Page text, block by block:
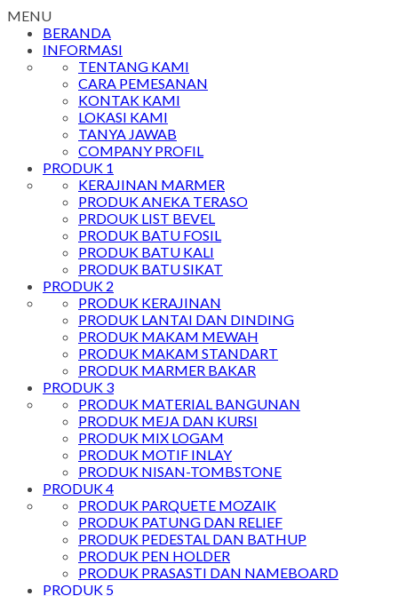
MENU
BERANDA
INFORMASI
TENTANG KAMI
CARA PEMESANAN
KONTAK KAMI
LOKASI KAMI
TANYA JAWAB
COMPANY PROFIL
PRODUK 1
KERAJINAN MARMER
PRODUK ANEKA TERASO
PRDOUK LIST BEVEL
PRODUK BATU FOSIL
PRODUK BATU KALI
PRODUK BATU SIKAT
PRODUK 2
PRODUK KERAJINAN
PRODUK LANTAI DAN DINDING
PRODUK MAKAM MEWAH
PRODUK MAKAM STANDART
PRODUK MARMER BAKAR
PRODUK 3
PRODUK MATERIAL BANGUNAN
PRODUK MEJA DAN KURSI
PRODUK MIX LOGAM
PRODUK MOTIF INLAY
PRODUK NISAN-TOMBSTONE
PRODUK 4
PRODUK PARQUETE MOZAIK
PRODUK PATUNG DAN RELIEF
PRODUK PEDESTAL DAN BATHUP
PRODUK PEN HOLDER
PRODUK PRASASTI DAN NAMEBOARD
PRODUK 5